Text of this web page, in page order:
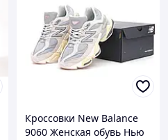
Кроссовки New Balance
9060 Женская обувь Нью